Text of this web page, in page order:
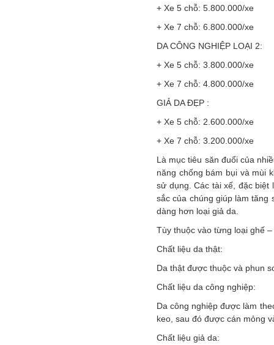
+ Xe 5 chỗ: 5.800.000/xe
+ Xe 7 chỗ: 6.800.000/xe
DA CÔNG NGHIỆP LOẠI 2:
+ Xe 5 chỗ: 3.800.000/xe
+ Xe 7 chỗ: 4.800.000/xe
GIẢ DA ĐẸP :
+ Xe 5 chỗ: 2.600.000/xe
+ Xe 7 chỗ: 3.200.000/xe
Là mục tiêu săn đuổi của
năng chống bám bụi và mùi
sử dụng. Các tài xế, đặc biệt
sắc của chúng giúp làm tăng
dàng hơn loại giả da.
Tùy thuộc vào từng loại ghế
Chất liệu da thật:
Da thật được thuộc và phun
Chất liệu da công nghiệp:
Da công nghiệp được làm
keo, sau đó được cán mỏng
Chất liệu giả da: